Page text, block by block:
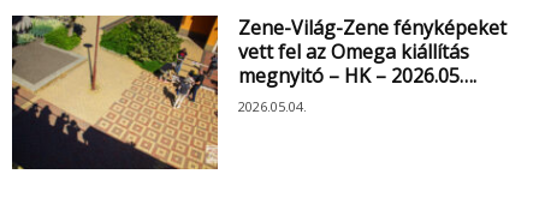
Zene-Világ-Zene fényképeket
vett fel az Omega kiállítás
megnyitó – HK – 2026.05….
2026.05.04.